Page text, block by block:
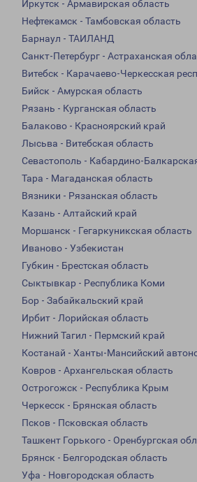
Иркутск - Армавирская область
Нефтекамск - Тамбовская область
Барнаул - ТАИЛАНД
Санкт-Петербург - Астраханская
Витебск - Карачаево-Черкесская
Бийск - Амурская область
Рязань - Курганская область
Балаково - Красноярский край
Лысьва - Витебская область
Севастополь - Кабардино-
Тара - Магаданская область
Вязники - Рязанская область
Казань - Алтайский край
Моршанск - Гегаркуникская область
Иваново - Узбекистан
Губкин - Брестская область
Сыктывкар - Республика Коми
Бор - Забайкальский край
Ирбит - Лорийская область
Нижний Тагил - Пермский край
Костанай - Ханты-Мансийский
Ковров - Архангельская область
Острогожск - Республика Крым
Черкесск - Брянская область
Псков - Псковская область
Ташкент Горького - Оренбургская
Брянск - Белгородская область
Уфа - Новгородская область